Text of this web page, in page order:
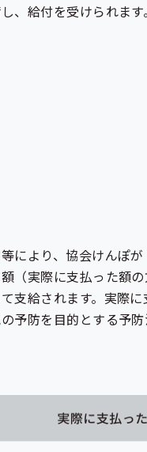
、給付を受けられます
により、協会けんぽ
（実際に支払った額
支給されます。実際
予防を目的とする予